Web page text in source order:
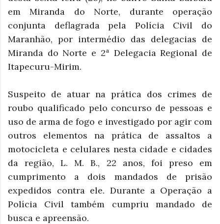
em Miranda do Norte, durante operação
conjunta deflagrada pela Polícia Civil do
Maranhão, por intermédio das delegacias de
Miranda do Norte e 2ª Delegacia Regional de
Itapecuru-Mirim.
Suspeito de atuar na prática dos crimes de
roubo qualificado pelo concurso de pessoas e
uso de arma de fogo e investigado por agir com
outros elementos na prática de assaltos a
motocicleta e celulares nesta cidade e cidades
da região, L. M. B., 22 anos, foi preso em
cumprimento a dois mandados de prisão
expedidos contra ele. Durante a Operação a
Polícia Civil também cumpriu mandado de
busca e apreensão.